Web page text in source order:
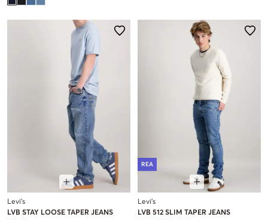
Levi's
LVB STAY LOOSE TAPER JEANS
REA
Levi's
LVB 512 SLIM TAPER JEANS